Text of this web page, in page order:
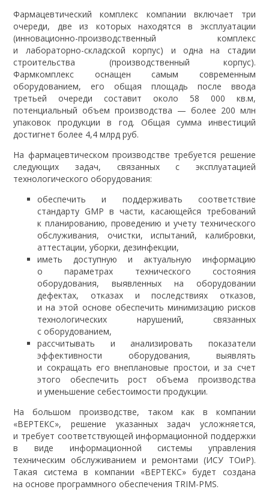
Фармацевтический комплекс компании включает три
очереди, две из которых находятся в эксплуатации
(инновационно-производственный комплекс
и лабораторно-складской корпус) и одна на стадии
строительства (производственный корпус).
Фармкомплекс оснащен самым современным
оборудованием, его общая площадь после ввода
третьей очереди составит около 58 000 кв.м,
потенциальный объем производства — более 200 млн
упаковок продукции в год. Общая сумма инвестиций
достигнет более 4,4 млрд руб.
На фармацевтическом производстве требуется решение
следующих задач, связанных с эксплуатацией
технологического оборудования:
обеспечить и поддерживать соответствие
стандарту GMP в части, касающейся требований
к планированию, проведению и учету технического
обслуживания, очистки, испытаний, калибровки,
аттестации, уборки, дезинфекции,
иметь доступную и актуальную информацию
о параметрах технического состояния
оборудования, выявленных на оборудовании
дефектах, отказах и последствиях отказов,
и на этой основе обеспечить минимизацию рисков
технологических нарушений, связанных
с оборудованием,
рассчитывать и анализировать показатели
эффективности оборудования, выявлять
и сокращать его внеплановые простои, и за счет
этого обеспечить рост объема производства
и уменьшение себестоимости продукции.
На большом производстве, таком как в компании
«ВЕРТЕКС», решение указанных задач усложняется,
и требует соответствующей информационной поддержки
в виде информационной системы управления
техническим обслуживанием и ремонтами (ИСУ ТОиР).
Такая система в компании «ВЕРТЕКС» будет создана
на основе программного обеспечения TRIM-PMS.